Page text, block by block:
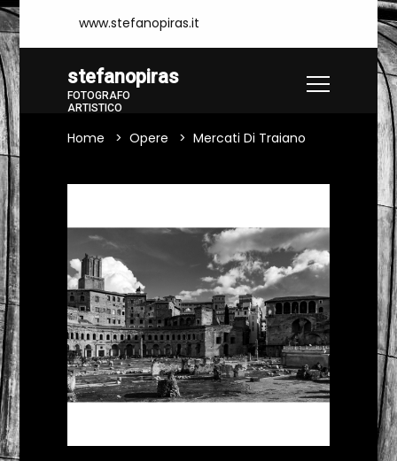
www.stefanopiras.it
stefanopiras
FOTOGRAFO
ARTISTICO
Home Opere Mercati Di Traiano